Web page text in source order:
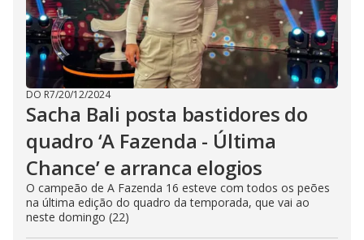
DO R7/20/12/2024
Sacha Bali posta bastidores do
quadro ‘A Fazenda - Última
Chance’ e arranca elogios
O campeão de A Fazenda 16 esteve com todos os peões
na última edição do quadro da temporada, que vai ao
neste domingo (22)